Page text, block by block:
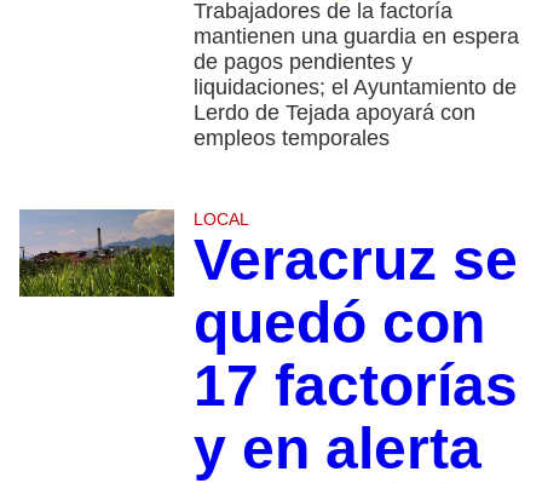
Trabajadores de la factoría
mantienen una guardia en espera
de pagos pendientes y
liquidaciones; el Ayuntamiento de
Lerdo de Tejada apoyará con
empleos temporales
LOCAL
Veracruz se
quedó con
17 factorías
y en alerta